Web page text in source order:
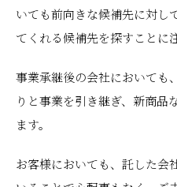
いても前向きな候補先に対し
てくれる候補先を探すことに
事業承継後の会社においても
りと事業を引き継ぎ、新商品
ます。
お客様においても、託した会